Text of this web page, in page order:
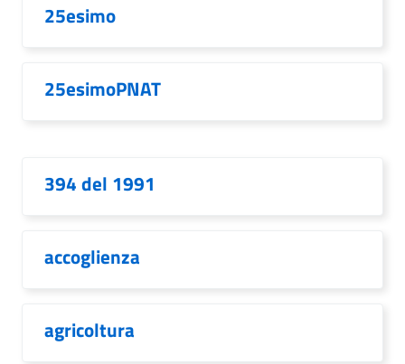
25esimo
25esimoPNAT
394 del 1991
accoglienza
agricoltura